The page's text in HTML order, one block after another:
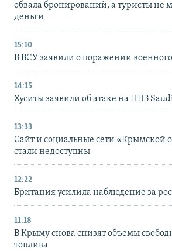
обвала бронирований, а туристы не
деньги
15:10
В ВСУ заявили о поражении
14:15
Хуситы заявили об атаке на НПЗ
13:33
Сайт и социальные сети «Крымской
стали недоступны
12:22
Британия усилила наблюдение за
11:18
В Крыму снова снизят объемы
топлива